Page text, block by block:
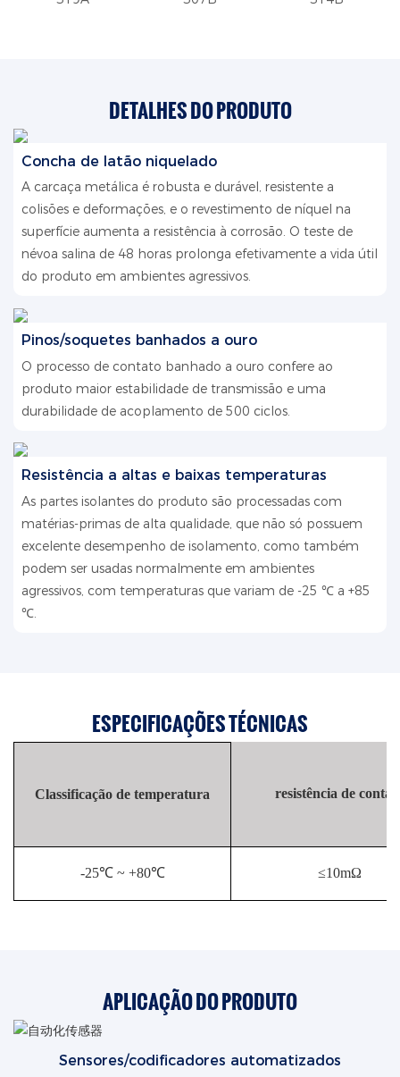
DETALHES DO PRODUTO
Concha de latão niquelado
A carcaça metálica é robusta e durável, resistente a
colisões e deformações, e o revestimento de níquel na
superfície aumenta a resistência à corrosão. O teste de
névoa salina de 48 horas prolonga efetivamente a vida útil
do produto em ambientes agressivos.
Pinos/soquetes banhados a ouro
O processo de contato banhado a ouro confere ao
produto maior estabilidade de transmissão e uma
durabilidade de acoplamento de 500 ciclos.
Resistência a altas e baixas temperaturas
As partes isolantes do produto são processadas com
matérias-primas de alta qualidade, que não só possuem
excelente desempenho de isolamento, como também
podem ser usadas normalmente em ambientes
agressivos, com temperaturas que variam de -25 ℃ a +85
℃.
ESPECIFICAÇÕES TÉCNICAS
Classificação de temperatura resistência de
-25℃ ~ +80℃ ≤10mΩ
APLICAÇÃO DO PRODUTO
Sensores/codificadores automatizados